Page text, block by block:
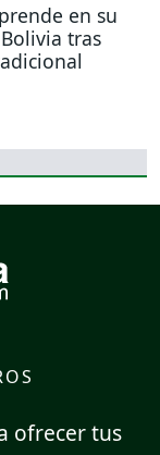
en su
tras
ofrecer tus